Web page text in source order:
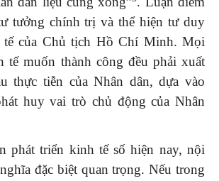
tưởng chính trị và thể hiện tư duy
tế của Chủ tịch Hồ Chí Minh. Mọi
tế muốn thành công đều phải xuất
thực tiễn của Nhân dân, dựa vào
huy vai trò chủ động của Nhân
phát triển kinh tế số hiện nay, nội
đặc biệt quan trọng. Nếu trong